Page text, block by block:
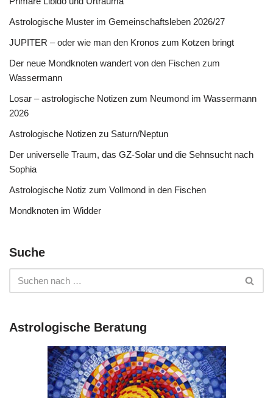
Astrologische Muster im Gemeinschaftsleben 2026/27
JUPITER – oder wie man den Kronos zum Kotzen bringt
Der neue Mondknoten wandert von den Fischen zum
Wassermann
Losar – astrologische Notizen zum Neumond im Wassermann
2026
Astrologische Notizen zu Saturn/Neptun
Der universelle Traum, das GZ-Solar und die Sehnsucht nach
Sophia
Astrologische Notiz zum Vollmond in den Fischen
Mondknoten im Widder
Suche
Astrologische Beratung